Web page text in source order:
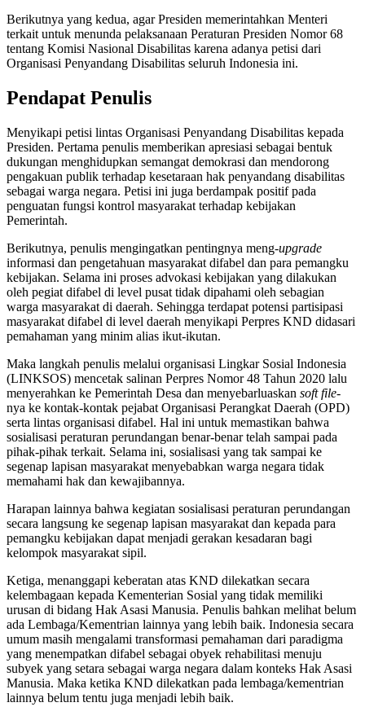
Berikutnya yang kedua, agar Presiden memerintahkan Menteri
terkait untuk menunda pelaksanaan Peraturan Presiden Nomor 68
tentang Komisi Nasional Disabilitas karena adanya petisi dari
Organisasi Penyandang Disabilitas seluruh Indonesia ini.
Pendapat Penulis
Menyikapi petisi lintas Organisasi Penyandang Disabilitas kepada
Presiden. Pertama penulis memberikan apresiasi sebagai bentuk
dukungan menghidupkan semangat demokrasi dan mendorong
pengakuan publik terhadap kesetaraan hak penyandang disabilitas
sebagai warga negara. Petisi ini juga berdampak positif pada
penguatan fungsi kontrol masyarakat terhadap kebijakan
Pemerintah.
Berikutnya, penulis mengingatkan pentingnya meng-upgrade
informasi dan pengetahuan masyarakat difabel dan para pemangku
kebijakan. Selama ini proses advokasi kebijakan yang dilakukan
oleh pegiat difabel di level pusat tidak dipahami oleh sebagian
warga masyarakat di daerah. Sehingga terdapat potensi partisipasi
masyarakat difabel di level daerah menyikapi Perpres KND didasari
pemahaman yang minim alias ikut-ikutan.
Maka langkah penulis melalui organisasi Lingkar Sosial Indonesia
(LINKSOS) mencetak salinan Perpres Nomor 48 Tahun 2020 lalu
menyerahkan ke Pemerintah Desa dan menyebarluaskan soft file-
nya ke kontak-kontak pejabat Organisasi Perangkat Daerah (OPD)
serta lintas organisasi difabel. Hal ini untuk memastikan bahwa
sosialisasi peraturan perundangan benar-benar telah sampai pada
pihak-pihak terkait. Selama ini, sosialisasi yang tak sampai ke
segenap lapisan masyarakat menyebabkan warga negara tidak
memahami hak dan kewajibannya.
Harapan lainnya bahwa kegiatan sosialisasi peraturan perundangan
secara langsung ke segenap lapisan masyarakat dan kepada para
pemangku kebijakan dapat menjadi gerakan kesadaran bagi
kelompok masyarakat sipil.
Ketiga, menanggapi keberatan atas KND dilekatkan secara
kelembagaan kepada Kementerian Sosial yang tidak memiliki
urusan di bidang Hak Asasi Manusia. Penulis bahkan melihat belum
ada Lembaga/Kementrian lainnya yang lebih baik. Indonesia secara
umum masih mengalami transformasi pemahaman dari paradigma
yang menempatkan difabel sebagai obyek rehabilitasi menuju
subyek yang setara sebagai warga negara dalam konteks Hak Asasi
Manusia. Maka ketika KND dilekatkan pada lembaga/kementrian
lainnya belum tentu juga menjadi lebih baik.